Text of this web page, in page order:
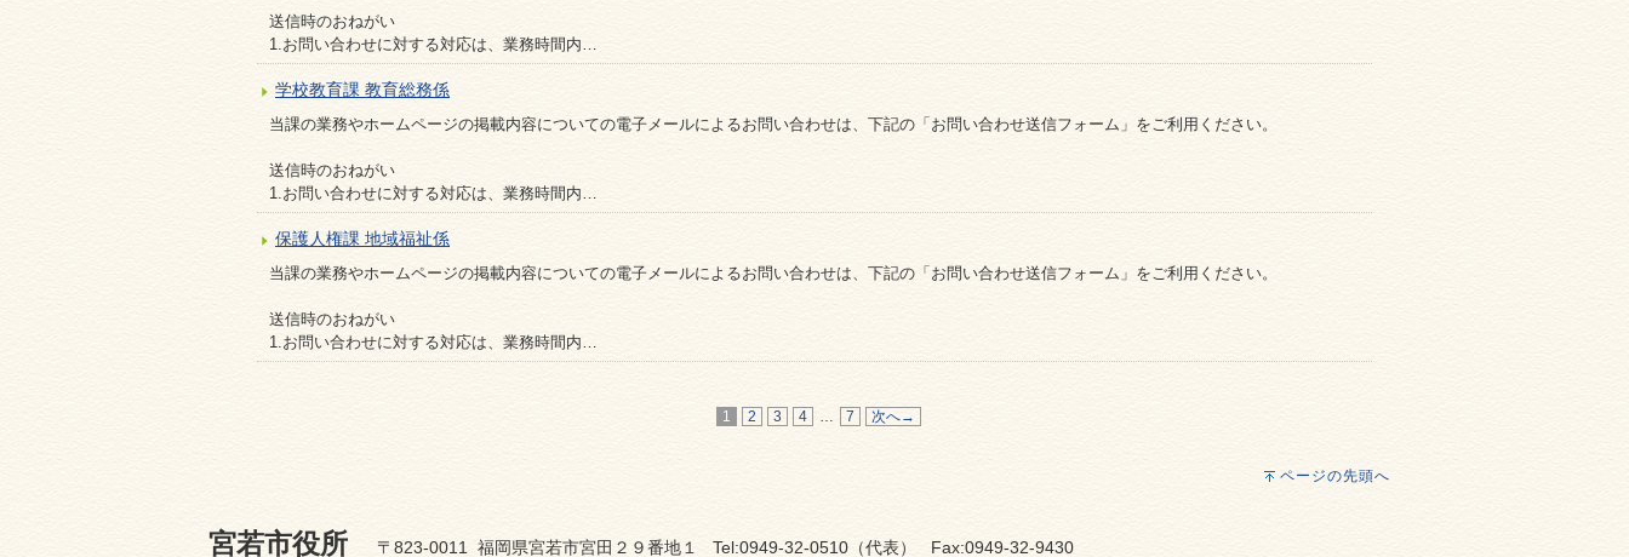
送信時のおねがい
1.お問い合わせに対する対応は、業務時間内…
学校教育課 教育総務係
当課の業務やホームページの掲載内容についての電子メールによるお問い合わせは、下記の「お問い合わせ送信フォーム」をご利用ください。
送信時のおねがい
1.お問い合わせに対する対応は、業務時間内…
保護人権課 地域福祉係
当課の業務やホームページの掲載内容についての電子メールによるお問い合わせは、下記の「お問い合わせ送信フォーム」をご利用ください。
送信時のおねがい
1.お問い合わせに対する対応は、業務時間内…
1 2 3 4 7 次へ→
ページの先頭へ
宮若市役所 〒823-0011 福岡県宮若市宮田２９番地１ Tel:0949-32-0510（代表） Fax:0949-32-9430